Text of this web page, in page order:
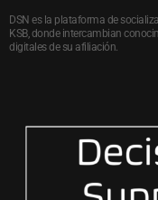
DSN es la plataforma de
KSB, donde intercambian
digitales de su afiliación.